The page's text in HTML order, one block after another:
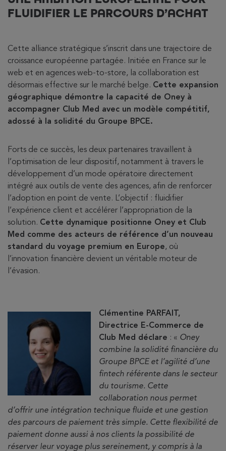
FLUIDIFIER LE PARCOURS D’ACHAT
Cette alliance stratégique s’inscrit dans une trajectoire de
croissance européenne partagée. Initiée en France sur le
web et en agences web-to-store, la collaboration est
désormais effective sur le marché belge. Cette expansion
géographique démontre la capacité de Oney à
accompagner Club Med avec un modèle compétitif,
adossé à la solidité du Groupe BPCE.
Forts de ce succès, les deux partenaires travaillent à
l’optimisation de leur dispositif, notamment à travers le
développement d’un mode opératoire directement
intégré aux outils de vente des agences, afin de renforcer
l’adoption en point de vente. L’objectif : fluidifier
l’expérience client et accélérer l’appropriation de la
solution. Cette dynamique positionne Oney et Club
Med comme des acteurs de référence d’un nouveau
standard du voyage premium en Europe, où
l’innovation financière devient un véritable moteur de
l’évasion.
Clémentine PARFAIT,
Directrice E-Commerce de
Club Med déclare : « Oney
combine la solidité financière du
Groupe BPCE et l’agilité d’une
fintech référente dans le secteur
du tourisme. Cette
collaboration nous permet
d’offrir une intégration technique fluide et une gestion
des parcours de paiement très simple. Cette flexibilité de
paiement donne aussi à nos clients la possibilité de
réserver leur voyage plus sereinement, y compris à la